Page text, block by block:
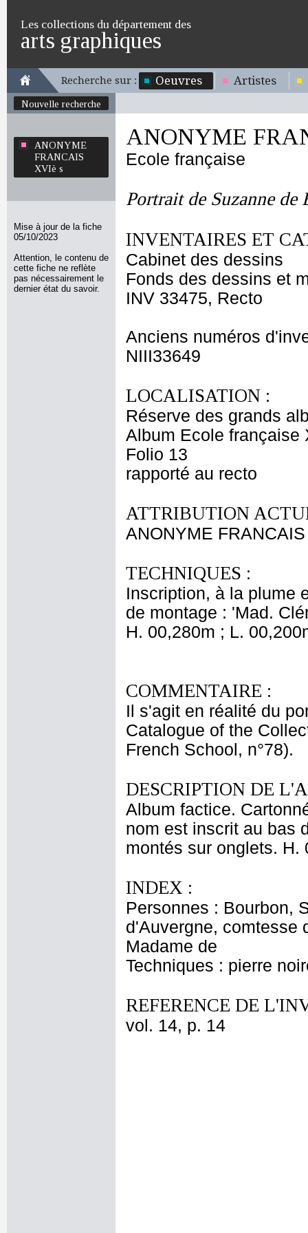
Les collections du département des
arts graphiques
Recherche sur : Oeuvres Artistes
Nouvelle recherche
ANONYME
FRANCAIS
XVIè s
Mise à jour de la fiche
05/10/2023
Attention, le contenu de
cette fiche ne reflète
pas nécessairement le
dernier état du savoir.
ANONYME
Ecole française
Portrait de Suzanne de
INVENTAIRES ET
Cabinet des dessins
Fonds des dessins et
INV 33475, Recto
Anciens numéros
NIII33649
LOCALISATION :
Réserve des grands
Album Ecole française
Folio 13
rapporté au recto
ATTRIBUTION
ANONYME
TECHNIQUES :
Inscription, à la plume
de montage : 'Mad.
H. 00,280m ; L.
COMMENTAIRE :
Il s'agit en réalité du
Catalogue of the
French School, n°78).
DESCRIPTION DE
Album factice.
nom est inscrit au bas
montés sur onglets. H.
INDEX :
Personnes : Bourbon,
d'Auvergne, comtesse
Madame de
Techniques : pierre
REFERENCE DE
vol. 14, p. 14